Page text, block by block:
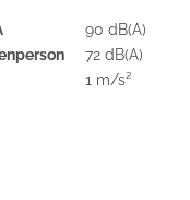
90 dB(A)
72 dB(A)
1 m/s²